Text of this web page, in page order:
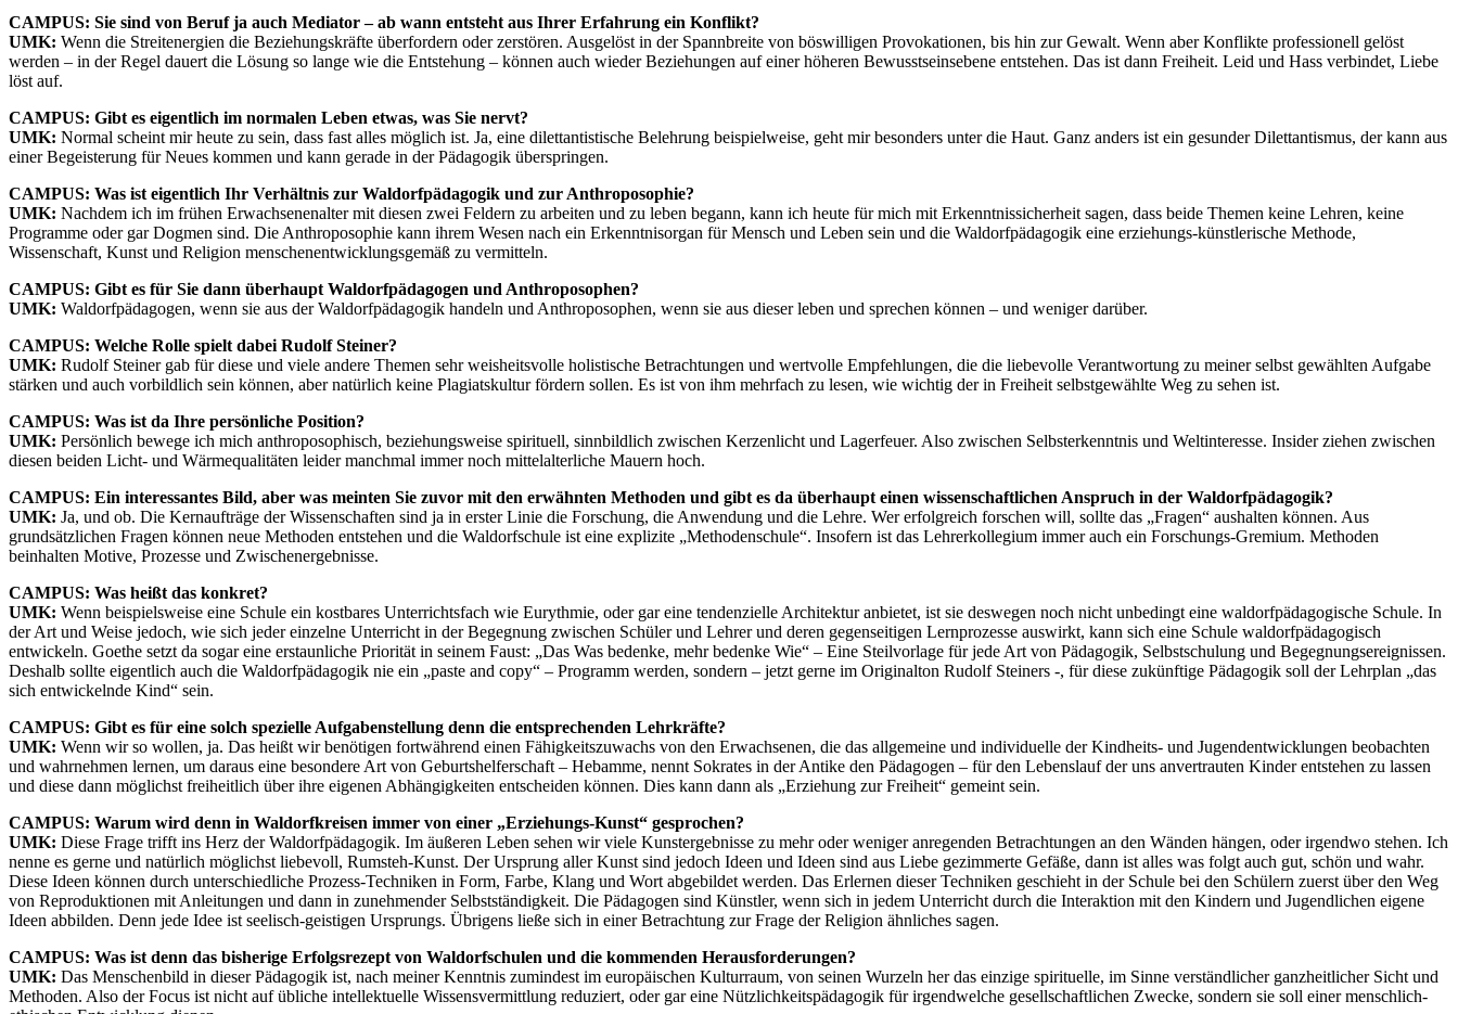
CAMPUS: Sie sind von Beruf ja auch Mediator – ab wann entsteht aus Ihrer Erfahrung ein Konflikt?
UMK: Wenn die Streitenergien die Beziehungskräfte überfordern oder zerstören. Ausgelöst in der Spannbreite von böswilligen Provokationen, bis hin zur Gewalt. Wenn aber Konflikte professionell gelöst
werden – in der Regel dauert die Lösung so lange wie die Entstehung – können auch wieder Beziehungen auf einer höheren Bewusstseinsebene entstehen. Das ist dann Freiheit. Leid und Hass verbindet, Liebe
löst auf.
CAMPUS: Gibt es eigentlich im normalen Leben etwas, was Sie nervt?
UMK: Normal scheint mir heute zu sein, dass fast alles möglich ist. Ja, eine dilettantistische Belehrung beispielweise, geht mir besonders unter die Haut. Ganz anders ist ein gesunder Dilettantismus, der kann aus
einer Begeisterung für Neues kommen und kann gerade in der Pädagogik überspringen.
CAMPUS: Was ist eigentlich Ihr Verhältnis zur Waldorfpädagogik und zur Anthroposophie?
UMK: Nachdem ich im frühen Erwachsenenalter mit diesen zwei Feldern zu arbeiten und zu leben begann, kann ich heute für mich mit Erkenntnissicherheit sagen, dass beide Themen keine Lehren, keine
Programme oder gar Dogmen sind. Die Anthroposophie kann ihrem Wesen nach ein Erkenntnisorgan für Mensch und Leben sein und die Waldorfpädagogik eine erziehungs-künstlerische Methode,
Wissenschaft, Kunst und Religion menschenentwicklungsgemäß zu vermitteln.
CAMPUS: Gibt es für Sie dann überhaupt Waldorfpädagogen und Anthroposophen?
UMK: Waldorfpädagogen, wenn sie aus der Waldorfpädagogik handeln und Anthroposophen, wenn sie aus dieser leben und sprechen können – und weniger darüber.
CAMPUS: Welche Rolle spielt dabei Rudolf Steiner?
UMK: Rudolf Steiner gab für diese und viele andere Themen sehr weisheitsvolle holistische Betrachtungen und wertvolle Empfehlungen, die die liebevolle Verantwortung zu meiner selbst gewählten Aufgabe
stärken und auch vorbildlich sein können, aber natürlich keine Plagiatskultur fördern sollen. Es ist von ihm mehrfach zu lesen, wie wichtig der in Freiheit selbstgewählte Weg zu sehen ist.
CAMPUS: Was ist da Ihre persönliche Position?
UMK: Persönlich bewege ich mich anthroposophisch, beziehungsweise spirituell, sinnbildlich zwischen Kerzenlicht und Lagerfeuer. Also zwischen Selbsterkenntnis und Weltinteresse. Insider ziehen zwischen
diesen beiden Licht- und Wärmequalitäten leider manchmal immer noch mittelalterliche Mauern hoch.
CAMPUS: Ein interessantes Bild, aber was meinten Sie zuvor mit den erwähnten Methoden und gibt es da überhaupt einen wissenschaftlichen Anspruch in der Waldorfpädagogik?
UMK: Ja, und ob. Die Kernaufträge der Wissenschaften sind ja in erster Linie die Forschung, die Anwendung und die Lehre. Wer erfolgreich forschen will, sollte das „Fragen“ aushalten können. Aus
grundsätzlichen Fragen können neue Methoden entstehen und die Waldorfschule ist eine explizite „Methodenschule“. Insofern ist das Lehrerkollegium immer auch ein Forschungs-Gremium. Methoden
beinhalten Motive, Prozesse und Zwischenergebnisse.
CAMPUS: Was heißt das konkret?
UMK: Wenn beispielsweise eine Schule ein kostbares Unterrichtsfach wie Eurythmie, oder gar eine tendenzielle Architektur anbietet, ist sie deswegen noch nicht unbedingt eine waldorfpädagogische Schule. In
der Art und Weise jedoch, wie sich jeder einzelne Unterricht in der Begegnung zwischen Schüler und Lehrer und deren gegenseitigen Lernprozesse auswirkt, kann sich eine Schule waldorfpädagogisch
entwickeln. Goethe setzt da sogar eine erstaunliche Priorität in seinem Faust: „Das Was bedenke, mehr bedenke Wie“ – Eine Steilvorlage für jede Art von Pädagogik, Selbstschulung und Begegnungsereignissen.
Deshalb sollte eigentlich auch die Waldorfpädagogik nie ein „paste and copy“ – Programm werden, sondern – jetzt gerne im Originalton Rudolf Steiners -, für diese zukünftige Pädagogik soll der Lehrplan „das
sich entwickelnde Kind“ sein.
CAMPUS: Gibt es für eine solch spezielle Aufgabenstellung denn die entsprechenden Lehrkräfte?
UMK: Wenn wir so wollen, ja. Das heißt wir benötigen fortwährend einen Fähigkeitszuwachs von den Erwachsenen, die das allgemeine und individuelle der Kindheits- und Jugendentwicklungen beobachten
und wahrnehmen lernen, um daraus eine besondere Art von Geburtshelferschaft – Hebamme, nennt Sokrates in der Antike den Pädagogen – für den Lebenslauf der uns anvertrauten Kinder entstehen zu lassen
und diese dann möglichst freiheitlich über ihre eigenen Abhängigkeiten entscheiden können. Dies kann dann als „Erziehung zur Freiheit“ gemeint sein.
CAMPUS: Warum wird denn in Waldorfkreisen immer von einer „Erziehungs-Kunst“ gesprochen?
UMK: Diese Frage trifft ins Herz der Waldorfpädagogik. Im äußeren Leben sehen wir viele Kunstergebnisse zu mehr oder weniger anregenden Betrachtungen an den Wänden hängen, oder irgendwo stehen. Ich
nenne es gerne und natürlich möglichst liebevoll, Rumsteh-Kunst. Der Ursprung aller Kunst sind jedoch Ideen und Ideen sind aus Liebe gezimmerte Gefäße, dann ist alles was folgt auch gut, schön und wahr.
Diese Ideen können durch unterschiedliche Prozess-Techniken in Form, Farbe, Klang und Wort abgebildet werden. Das Erlernen dieser Techniken geschieht in der Schule bei den Schülern zuerst über den Weg
von Reproduktionen mit Anleitungen und dann in zunehmender Selbstständigkeit. Die Pädagogen sind Künstler, wenn sich in jedem Unterricht durch die Interaktion mit den Kindern und Jugendlichen eigene
Ideen abbilden. Denn jede Idee ist seelisch-geistigen Ursprungs. Übrigens ließe sich in einer Betrachtung zur Frage der Religion ähnliches sagen.
CAMPUS: Was ist denn das bisherige Erfolgsrezept von Waldorfschulen und die kommenden Herausforderungen?
UMK: Das Menschenbild in dieser Pädagogik ist, nach meiner Kenntnis zumindest im europäischen Kulturraum, von seinen Wurzeln her das einzige spirituelle, im Sinne verständlicher ganzheitlicher Sicht und
Methoden. Also der Focus ist nicht auf übliche intellektuelle Wissensvermittlung reduziert, oder gar eine Nützlichkeitspädagogik für irgendwelche gesellschaftlichen Zwecke, sondern sie soll einer menschlich-